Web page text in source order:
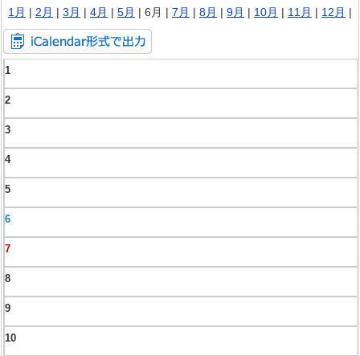
1月 | 2月 | 3月 | 4月 | 5月 | 6月 | 7月 | 8月 | 9月 | 10月 | 11月 | 12月 |
1
2
3
4
5
6
7
8
9
10